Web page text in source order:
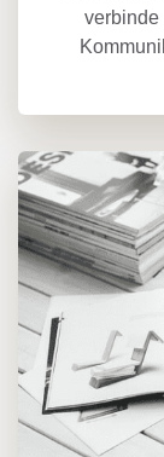
verbinde